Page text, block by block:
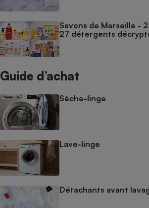
Savons de Marseille -
27 détergents
Guide d’achat
Sèche-linge
Lave-linge
Détachants avant